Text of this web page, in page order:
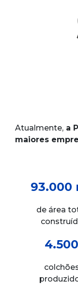
Atualmente,a
maiores
93.000
de área
4.500